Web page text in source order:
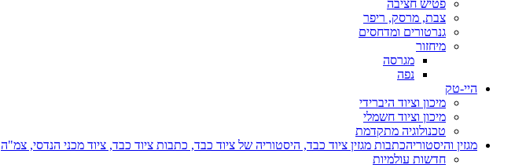
פטיש חציבה
צבת, מרסק, ריפר
גנרטורים ומדחסים
מיחזור
מגרסה
נפה
היי-טק
מיכון וציוד היברידי
מיכון וציוד חשמלי
טכנולוגיה מתקדמת
מגזין והיסטוריהכתבות מגזין ציוד כבד, היסטוריה של ציוד כבד, כתבות ציוד כבד, ציוד מכני הנדסי, צמ"ה
חדשות עולמיות